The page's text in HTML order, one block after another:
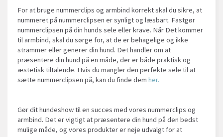
For at bruge nummerclips og armbind korrekt skal du sikre, at
nummeret på nummerclipsen er synligt og læsbart. Fastgør
nummerclipsen på din hunds sele eller krave. Når Det kommer
til armbind, skal du sørge for, at de er behagelige og ikke
strammer eller generer din hund. Det handler om at
præsentere din hund på en måde, der er både praktisk og
æstetisk tiltalende. Hvis du mangler den perfekte sele til at
sætte nummerclipsen på, kan du finde dem her.
Gør dit hundeshow til en succes med vores nummerclips og
armbind. Det er vigtigt at præsentere din hund på den bedst
mulige måde, og vores produkter er nøje udvalgt for at